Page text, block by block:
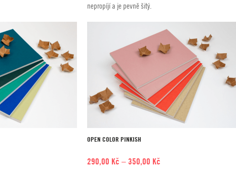
nepropíjí a je pevně šitý.
OPEN COLOR PINKISH
290,00 Kč –350,00 KčRozpětí